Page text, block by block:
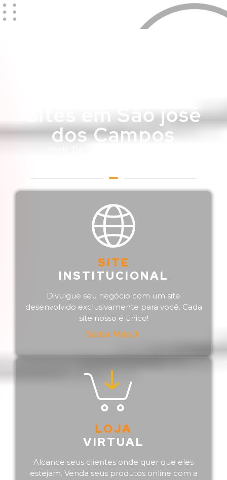
Sites em São josé
dos Campos
SITE
INSTITUCIONAL
Divulgue seu negócio com um site
desenvolvido exclusivamente para você. Cada
site nosso é único!
Saiba Mais
LOJA
VIRTUAL
Alcance seus clientes onde quer que eles
estejam. Venda seus produtos online com a